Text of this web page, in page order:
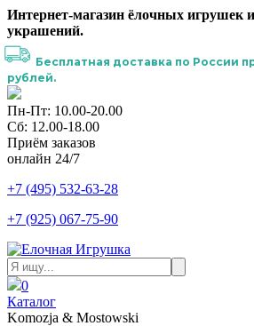
Интернет-магазин ёлочных игрушек
украшений.
Бесплатная доставка по России
рублей.
Пн-Пт: 10.00-20.00
Сб: 12.00-18.00
Приём заказов
онлайн 24/7
+7 (495) 532-63-28
+7 (925) 067-75-90
0
Каталог
Komozja & Mostowski